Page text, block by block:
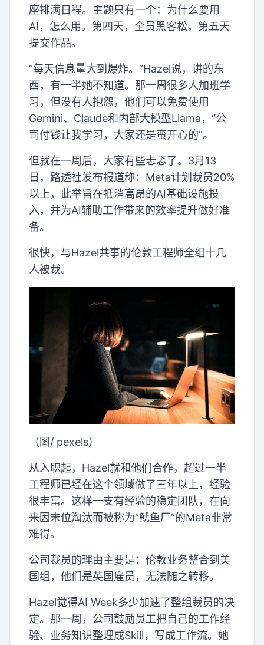
座排满日程。主题只有一个：为什么要用
AI，怎么用。第四天，全员黑客松，第五天
提交作品。
“每天信息量大到爆炸。”Hazel说，讲的东
西，有一半她不知道。那一周很多人加班学
习，但没有人抱怨，他们可以免费使用
Gemini、Claude和内部大模型Llama，“公
司付钱让我学习，大家还是蛮开心的”。
但就在一周后，大家有些忐忑了。3月13
日，路透社发布报道称：Meta计划裁员20%
以上，此举旨在抵消高昂的AI基础设施投
入，并为AI辅助工作带来的效率提升做好准
备。
很快，与Hazel共事的伦敦工程师全组十几
人被裁。
（图/ pexels）
从入职起，Hazel就和他们合作，超过一半
工程师已经在这个领域做了三年以上，经验
很丰富。这样一支有经验的稳定团队，在向
来因末位淘汰而被称为“鱿鱼厂”的Meta非常
难得。
公司裁员的理由主要是：伦敦业务整合到美
国组，他们是英国雇员，无法随之转移。
Hazel觉得AI Week多少加速了整组裁员的决
定。那一周，公司鼓励员工把自己的工作经
验、业务知识整理成Skill，写成工作流。她